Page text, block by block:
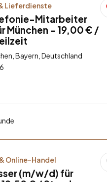
Lieferdienste
Mitarbeiter
München – 19,00 € /
Bayern, Deutschland
Online-Handel
(m/w/d) für